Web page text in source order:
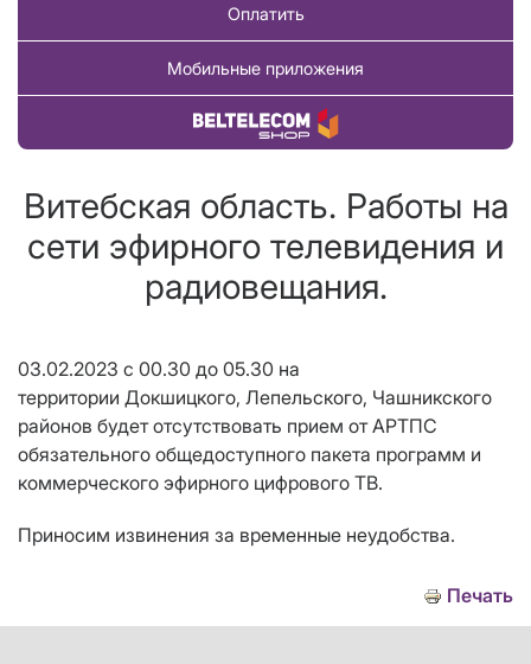
Оплатить
Мобильные приложения
Купить товар
Витебская область. Работы на
сети эфирного телевидения и
радиовещания.
03.02.2023 с 00.30 до 05.30 на
территории Докшицкого, Лепельского, Чашникского
районов будет отсутствовать прием от АРТПС
обязательного общедоступного пакета программ и
коммерческого эфирного цифрового ТВ.
Приносим извинения за временные неудобства.
Печать